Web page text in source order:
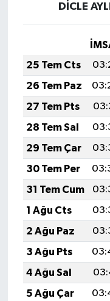
DİCLE
25 Tem Cts
26 Tem Paz
27 Tem Pts
28 Tem Sal
29 Tem Çar
30 Tem Per
31 Tem Cum
1 Ağu Cts
2 Ağu Paz
3 Ağu Pts
4 Ağu Sal
5 Ağu Çar